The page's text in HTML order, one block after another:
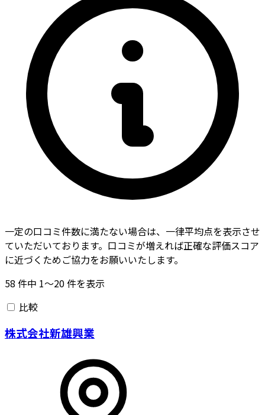
一定の口コミ件数に満たない場合は、一律平均点を表示させ
ていただいております。口コミが増えれば正確な評価スコア
に近づくためご協力をお願いいたします。
58 件中 1〜20件を表示
比較
株式会社新雄興業